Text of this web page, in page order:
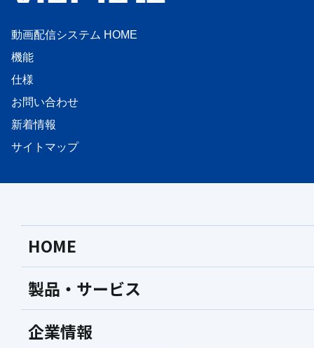
動画配信システム HOME
機能
仕様
お問い合わせ
新着情報
サイトマップ
HOME
製品・サービス
企業情報